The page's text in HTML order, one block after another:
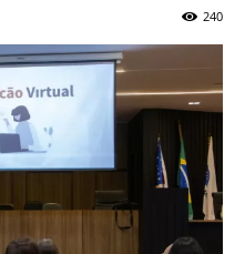
240